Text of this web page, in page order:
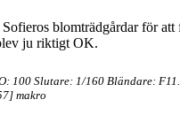
blomträdgårdar för
ju riktigt OK.
100 Slutare: 1/160 Bländare:
makro